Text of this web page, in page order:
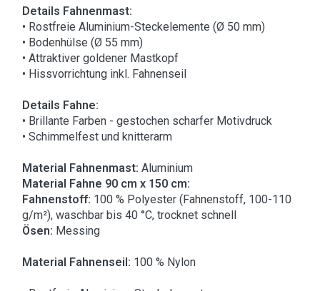
Details Fahnenmast:
• Rostfreie Aluminium-Steckelemente (Ø 50 mm)
• Bodenhülse (Ø 55 mm)
• Attraktiver goldener Mastkopf
• Hissvorrichtung inkl. Fahnenseil
Details Fahne:
• Brillante Farben - gestochen scharfer Motivdruck
• Schimmelfest und knitterarm
Material Fahnenmast: Aluminium
Material Fahne 90 cm x 150 cm:
Fahnenstoff: 100 % Polyester (Fahnenstoff, 100-110
g/m²), waschbar bis 40 °C, trocknet schnell
Ösen: Messing
Material Fahnenseil: 100 % Nylon